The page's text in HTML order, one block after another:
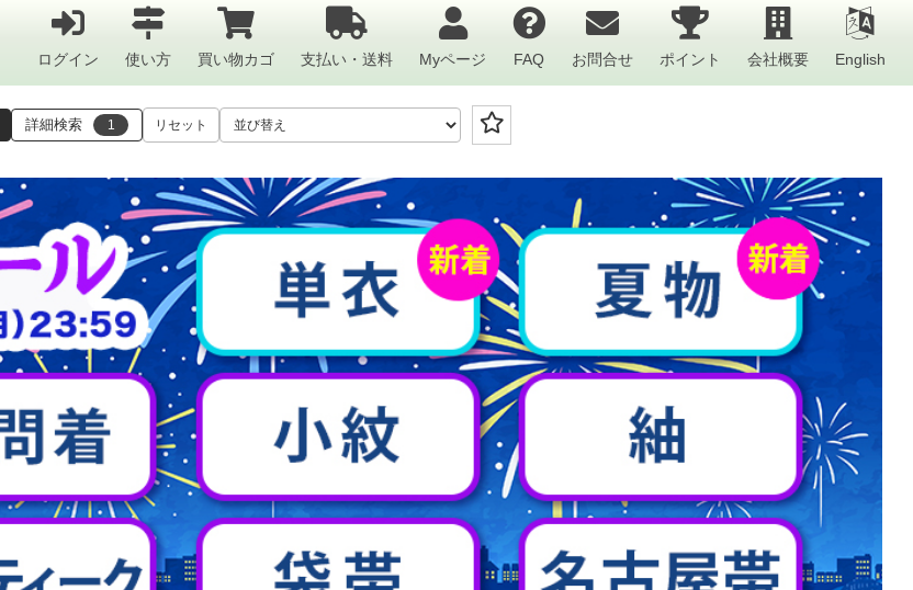
ログイン 使い方 買い物カゴ 支払い・送料 Myページ FAQ お問合せ ポイント 会社概要 English
詳細検索 1 リセット